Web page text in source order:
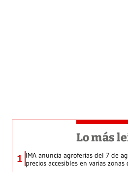
Lo más
1 IMA anuncia agroferias del 7 de
precios accesibles en varias zonas